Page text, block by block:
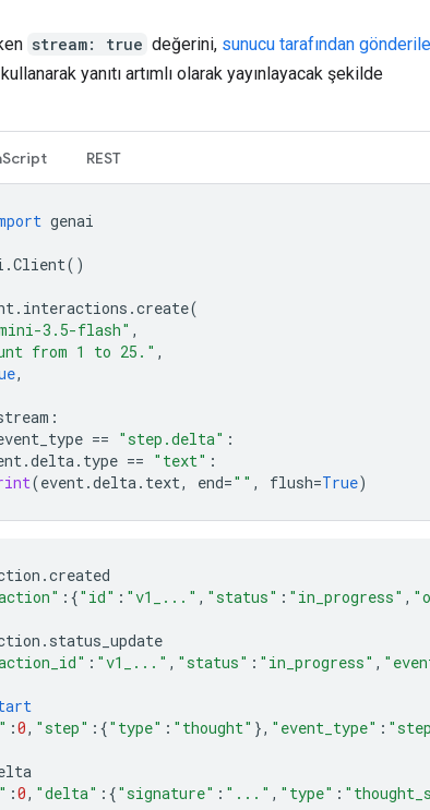
stream: true değerini, sunucu tarafından
yanıtı artımlı olarak yayınlayacak şekilde
REST
genai
.Client()
. interactions .create(
3.5-flash" ,
from 1 to 25." ,
,
:
== "step.delta" :
.delta. type == "text" :
(event.delta. text, end="" , flush=True)
.created
:{"id" : "v1_..." , "status" : "in_progress" ,
. status_update
: "v1_..." , "status" : "in_progress" ,
:0, "step" :{"type" : "thought" }, "event_type" :
:0, "delta" :{"signature" : "..." , "type" :